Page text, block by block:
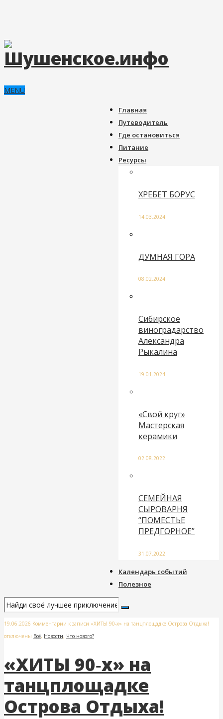
MENU
Главная
Путеводитель
Где остановиться
Питание
Ресурсы
ХРЕБЕТ БОРУС
14.03.2024
ДУМНАЯ ГОРА
08.02.2024
Сибирское
виноградарство
Александра
Рыкалина
19.01.2024
«Свой круг»
Мастерская
керамики
02.08.2022
СЕМЕЙНАЯ
СЫРОВАРНЯ
“ПОМЕСТЬЕ
ПРЕДГОРНОЕ”
31.07.2022
Календарь событий
Полезное
19.06.2026 Комментарии к записи «ХИТЫ 90‑х» на танцплощадке Острова Отдыха!
отключены Всё, Новости, Что нового?
«ХИТЫ 90‑х» на
танцплощадке
Острова Отдыха!